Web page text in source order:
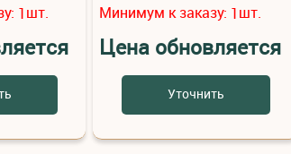
1шт. Минимум к заказу: 1шт.
Цена обновляется
Уточнить